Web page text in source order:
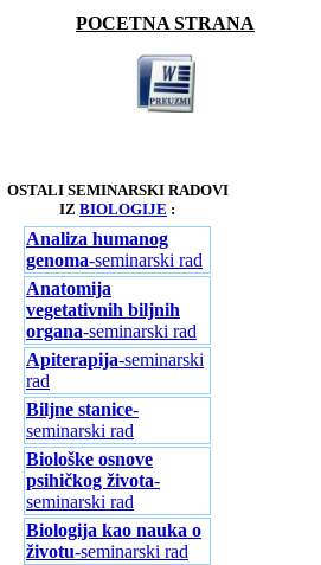
POCETNA STRANA
OSTALI SEMINARSKI RADOVI
IZ BIOLOGIJE :
Analiza humanog
genoma-seminarski rad
Anatomija
vegetativnih biljnih
organa-seminarski rad
Apiterapija-seminarski
rad
Biljne stanice-
seminarski rad
Biološke osnove
psihičkog života-
seminarski rad
Biologija kao nauka o
životu-seminarski rad